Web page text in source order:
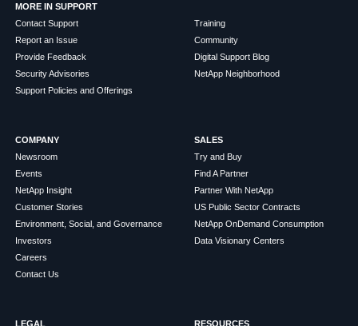
MORE IN SUPPORT
Contact Support
Report an Issue
Provide Feedback
Security Advisories
Support Policies and Offerings
Training
Community
Digital Support Blog
NetApp Neighborhood
COMPANY
Newsroom
Events
NetApp Insight
Customer Stories
Environment, Social, and Governance
Investors
Careers
Contact Us
SALES
Try and Buy
Find A Partner
Partner With NetApp
US Public Sector Contracts
NetApp OnDemand Consumption
Data Visionary Centers
LEGAL RESOURCES